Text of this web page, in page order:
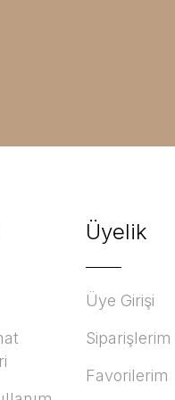
Üyelik
Üye Girişi
Siparişlerim
Favorilerim